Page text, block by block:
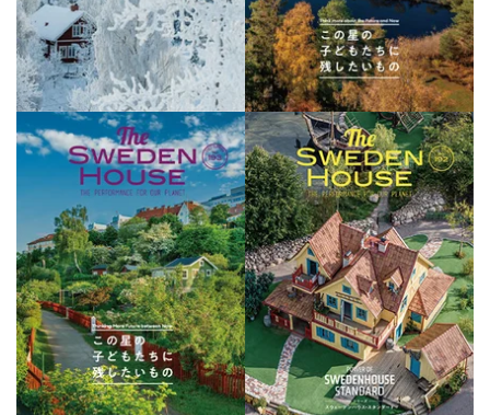
193号 バックナンバー 192号 バックナンバー